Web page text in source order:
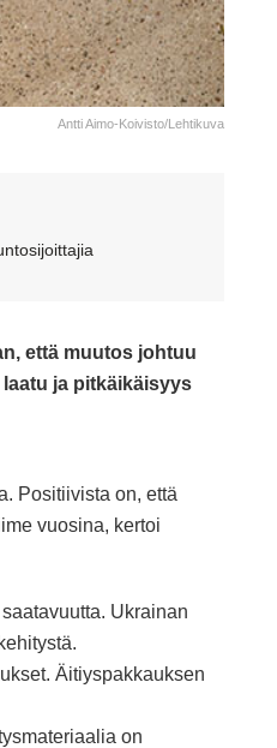
Antti Aimo-Koivisto/Lehtikuva
että muutos johtuu
ja pitkäikäisyys
Positiivista on, että
vuosina, kertoi
Ukrainan
Äitiyspakkauksen
on